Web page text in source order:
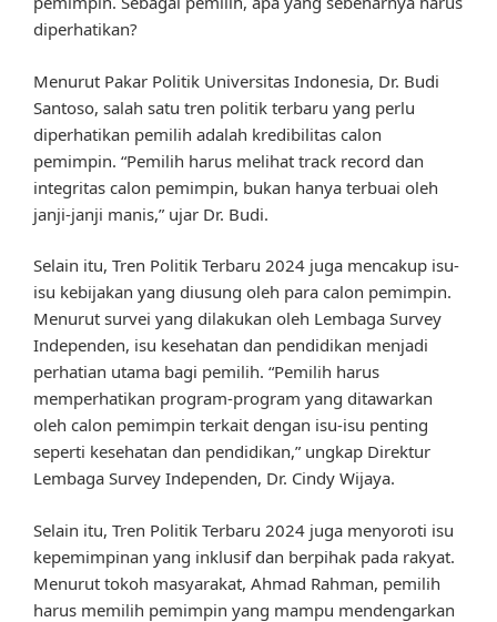
diperhatikan?
Menurut Pakar Politik Universitas Indonesia, Dr. Budi
Santoso, salah satu tren politik terbaru yang perlu
diperhatikan pemilih adalah kredibilitas calon
pemimpin. “Pemilih harus melihat track record dan
integritas calon pemimpin, bukan hanya terbuai oleh
janji-janji manis,” ujar Dr. Budi.
Selain itu, Tren Politik Terbaru 2024 juga mencakup isu-
isu kebijakan yang diusung oleh para calon pemimpin.
Menurut survei yang dilakukan oleh Lembaga Survey
Independen, isu kesehatan dan pendidikan menjadi
perhatian utama bagi pemilih. “Pemilih harus
memperhatikan program-program yang ditawarkan
oleh calon pemimpin terkait dengan isu-isu penting
seperti kesehatan dan pendidikan,” ungkap Direktur
Lembaga Survey Independen, Dr. Cindy Wijaya.
Selain itu, Tren Politik Terbaru 2024 juga menyoroti isu
kepemimpinan yang inklusif dan berpihak pada rakyat.
Menurut tokoh masyarakat, Ahmad Rahman, pemilih
harus memilih pemimpin yang mampu mendengarkan